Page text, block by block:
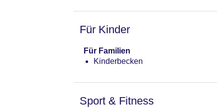
Für Kinder
Für Familien
Kinderbecken
Sport & Fitness